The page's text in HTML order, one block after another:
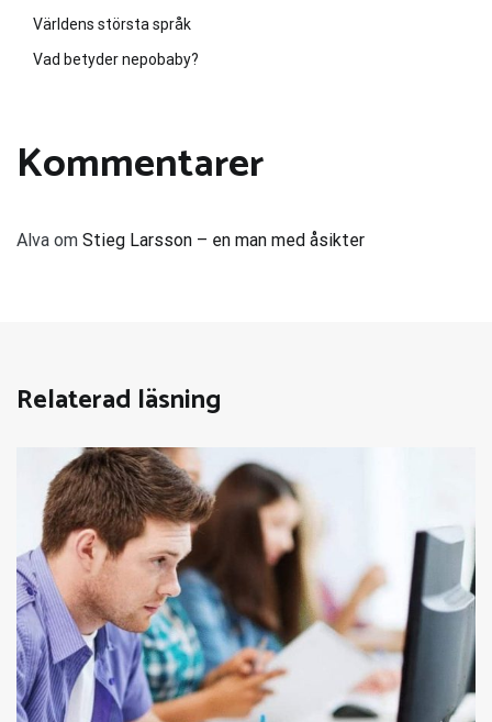
Världens största språk
Vad betyder nepobaby?
Kommentarer
Alva om Stieg Larsson – en man med åsikter
Relaterad läsning